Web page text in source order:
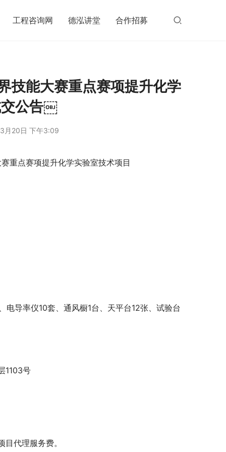
工程咨询网 德泓讲堂 合作招募
技能大赛重点赛项提升化学
交公告￼
月20日 下午3:09
重点赛项提升化学实验室技术项目
电导率仪10套、通风橱1台、天平台12张、试验台
1103号
代理服务费。